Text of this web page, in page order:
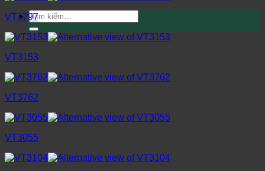
Tìm
kiếm:
VT3797
VT3153
VT3762
VT3055